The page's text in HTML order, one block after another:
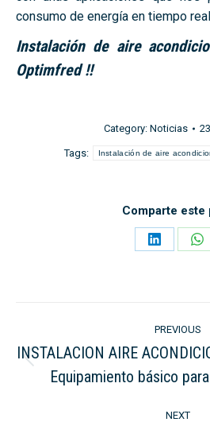
consumo de energía en tiempo
Instalación de aire
Optimfred !!
Category: Noticias
Tags: Instalación de aire
Comparte este
Share
navigation
PREVIOUS
post:
INSTALACION AIRE
Equipamiento básico
NEXT